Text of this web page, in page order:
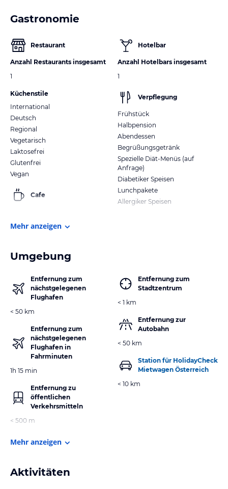
Gastronomie
Restaurant
Anzahl Restaurants insgesamt
1
Küchenstile
International
Deutsch
Regional
Vegetarisch
Laktosefrei
Glutenfrei
Vegan
Cafe
Hotelbar
Anzahl Hotelbars insgesamt
1
Verpflegung
Frühstück
Halbpension
Abendessen
Begrüßungsgetränk
Spezielle Diät-Menüs (auf
Anfrage)
Diabetiker Speisen
Lunchpakete
Allergiker Speisen
Mehr anzeigen
Umgebung
Entfernung zum
nächstgelegenen
Flughafen
< 50 km
Entfernung zum
nächstgelegenen
Flughafen in
Fahrminuten
1h 15 min
Entfernung zu
öffentlichen
Verkehrsmitteln
< 500 m
Entfernung zum
Stadtzentrum
< 1 km
Entfernung zur
Autobahn
< 50 km
Station für HolidayCheck
Mietwagen Österreich
< 10 km
Mehr anzeigen
Aktivitäten